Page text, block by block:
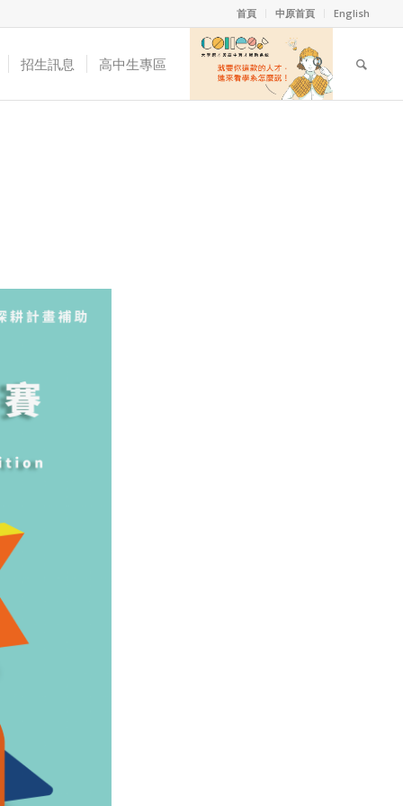
首頁 中原首頁 English
招生訊息 高中生專區